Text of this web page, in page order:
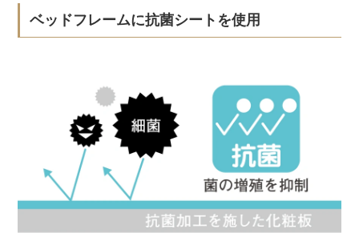
ベッドフレームに抗菌シートを使用